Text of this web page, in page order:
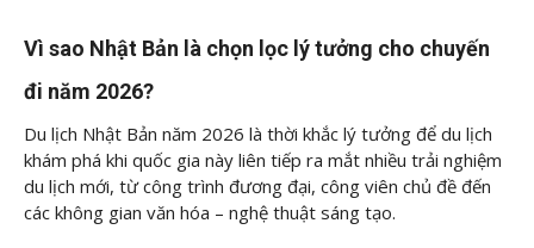
Vì sao Nhật Bản là chọn lọc lý tưởng cho chuyến
đi năm 2026?
Du lịch Nhật Bản năm 2026 là thời khắc lý tưởng để du lịch
khám phá khi quốc gia này liên tiếp ra mắt nhiều trải nghiệm
du lịch mới, từ công trình đương đại, công viên chủ đề đến
các không gian văn hóa – nghệ thuật sáng tạo.